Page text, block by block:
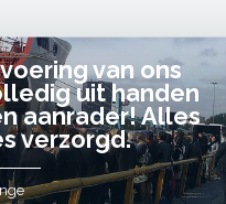
van ons
uit handen
aanrader! Alles
verzorgd.